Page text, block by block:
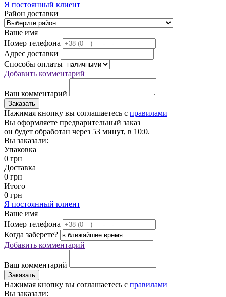
Я постоянный клиент
Район доставки
Ваше имя
Номер телефона
Адрес доставки
Способы оплаты
Добавить комментарий
Ваш комментарий
Заказать
Нажимая кнопку вы соглашаетесь с правилами
Вы оформляете предварительный заказ
он будет обработан через 53 минут, в 10:0.
Вы заказали:
Упаковка
0 грн
Доставка
0 грн
Итого
0 грн
Я постоянный клиент
Ваше имя
Номер телефона
Когда заберете?
Добавить комментарий
Ваш комментарий
Заказать
Нажимая кнопку вы соглашаетесь с правилами
Вы заказали: